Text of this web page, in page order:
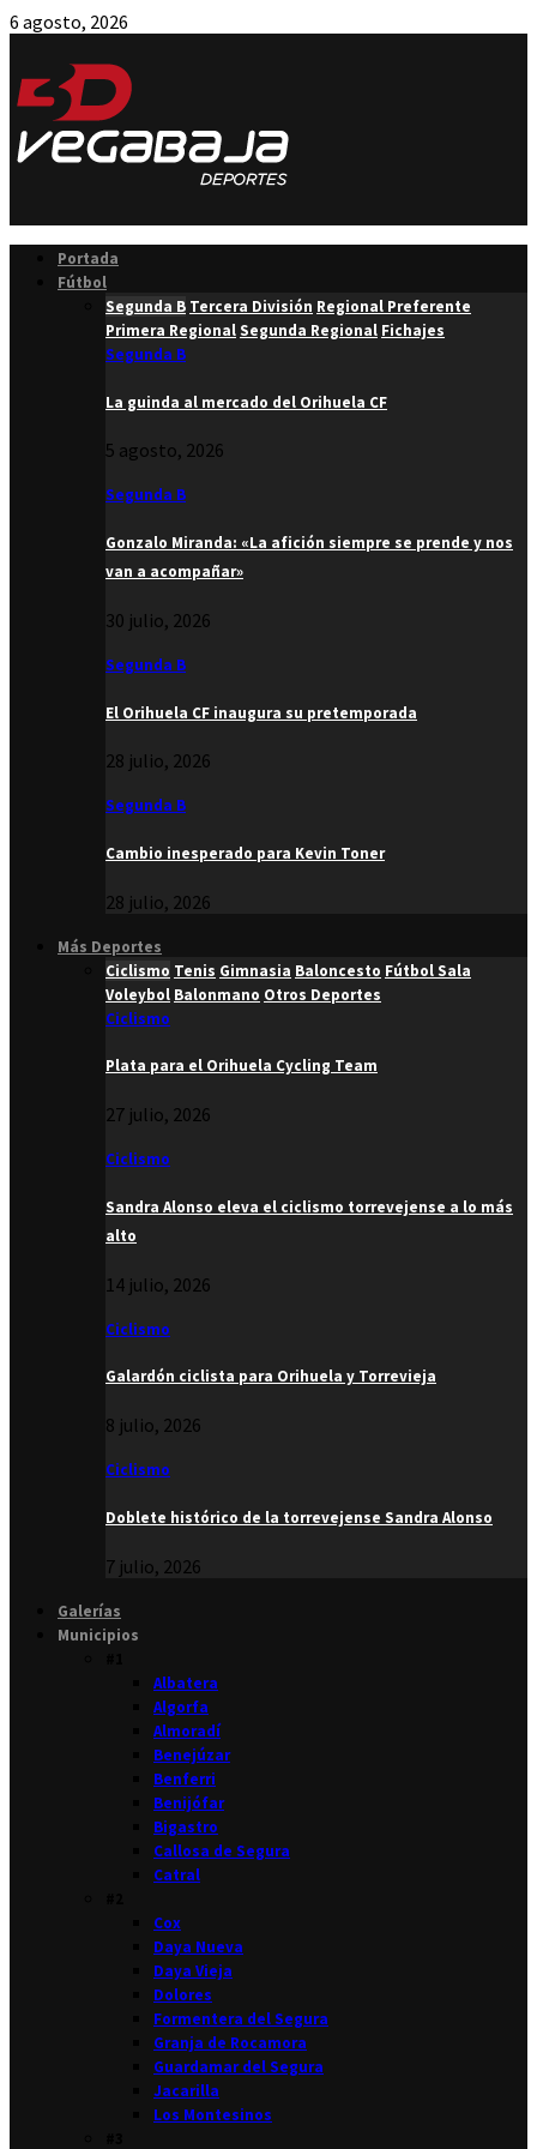
6 agosto, 2026
Portada
Fútbol
Segunda B Tercera División Regional Preferente
Primera RegionalSegunda Regional Fichajes
Segunda B
La guinda al mercado del Orihuela CF
5 agosto, 2026
Segunda B
Gonzalo Miranda: «La afición siempre se prende y nos
van a acompañar»
30 julio, 2026
Segunda B
El Orihuela CF inaugura su pretemporada
28 julio, 2026
Segunda B
Cambio inesperado para Kevin Toner
28 julio, 2026
Más Deportes
Ciclismo Tenis Gimnasia Baloncesto Fútbol Sala
Voleybol Balonmano Otros Deportes
Ciclismo
Plata para el Orihuela Cycling Team
27 julio, 2026
Ciclismo
Sandra Alonso eleva el ciclismo torrevejense a lo más
alto
14 julio, 2026
Ciclismo
Galardón ciclista para Orihuela y Torrevieja
8 julio, 2026
Ciclismo
Doblete histórico de la torrevejense Sandra Alonso
7 julio, 2026
Galerías
Municipios
Albatera
Algorfa
Almoradí
Benejúzar
Benferri
Benijófar
Bigastro
Callosa de Segura
Catral
Cox
Daya Nueva
Daya Vieja
Dolores
Formentera del Segura
Granja de Rocamora
Guardamar del Segura
Jacarilla
Los Montesinos